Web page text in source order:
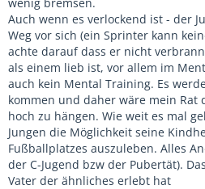
Talente Programm, Kleingruppe 4
Samstag: Spiel
Plus zusätzlich oft noch Aushilfe
Heimatvereins.
2 Mal monatlich Mentaltraining
Akademie.
Ab Frühjahr kommt dann noch
Ist das viel ? Ja - aber ist es zuviel
Auch wenn es verlockend ist - der
Weg vor sich (ein Sprinter kann
achte darauf dass er nicht
als einem lieb ist, vor allem im
auch kein Mental Training. Es
kommen und daher wäre mein Rat
hoch zu hängen. Wie weit es mal
Jungen die Möglichkeit seine
Fußballplatzes auszuleben. Alles
der C-Jugend bzw der Pubertät).
Vater der ähnliches erlebt hat